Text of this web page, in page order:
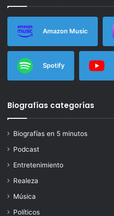
Amazon Music
Spotify
Biografías categorías
Biografías en 5 minutos
Podcast
Entretenimiento
Realeza
Música
Políticos